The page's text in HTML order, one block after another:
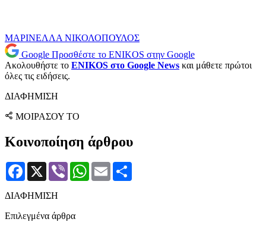
ΜΑΡΙΝΕΛΛΑ ΝΙΚΟΛΟΠΟΥΛΟΣ
Google Προσθέστε το ENIKOS στην Google
Ακολουθήστε το ENIKOS στο Google News και μάθετε πρώτοι
όλες τις ειδήσεις.
ΔΙΑΦΗΜΙΣΗ
ΜΟΙΡΑΣΟΥ ΤΟ
Κοινοποίηση άρθρου
Facebook
X Viber WhatsApp
Email
ΔΙΑΦΗΜΙΣΗ
Επιλεγμένα άρθρα